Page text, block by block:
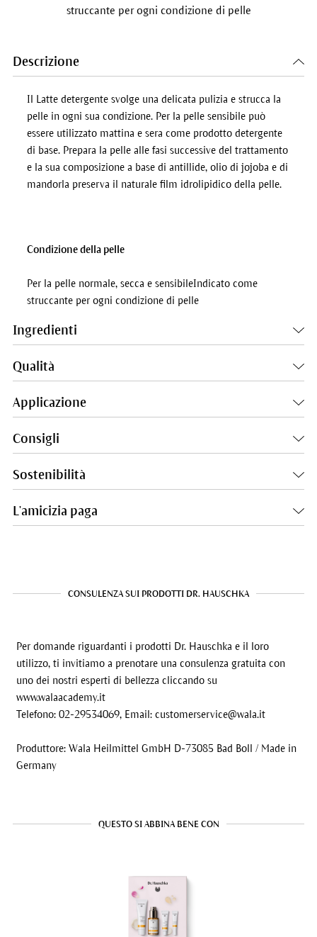
struccante per ogni condizione di pelle
Descrizione
Il Latte detergente svolge una delicata pulizia e strucca la
pelle in ogni sua condizione. Per la pelle sensibile può
essere utilizzato mattina e sera come prodotto detergente
di base. Prepara la pelle alle fasi successive del trattamento
e la sua composizione a base di antillide, olio di jojoba e di
mandorla preserva il naturale film idrolipidico della pelle.
Condizione della pelle
Per la pelle normale, secca e sensibileIndicato come
struccante per ogni condizione di pelle
Ingredienti
Qualità
Applicazione
Consigli
Sostenibilità
L'amicizia paga
CONSULENZA SUI PRODOTTI DR. HAUSCHKA
Per domande riguardanti i prodotti Dr. Hauschka e il loro
utilizzo, ti invitiamo a prenotare una consulenza gratuita con
uno dei nostri esperti di bellezza cliccando su
www.walaacademy.it
Telefono: 02-29534069, Email: customerservice@wala.it
Produttore: Wala Heilmittel GmbH D-73085 Bad Boll / Made in
Germany
QUESTO SI ABBINA BENE CON